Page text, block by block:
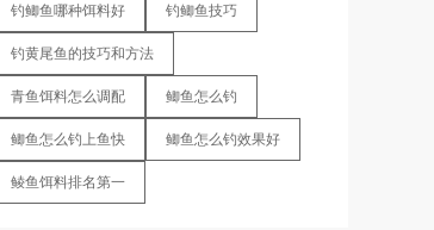
钓鲫鱼哪种饵料好 钓鲫鱼技巧
钓黄尾鱼的技巧和方法
青鱼饵料怎么调配 鲫鱼怎么钓
鲫鱼怎么钓上鱼快 鲫鱼怎么钓效果好
鲮鱼饵料排名第一